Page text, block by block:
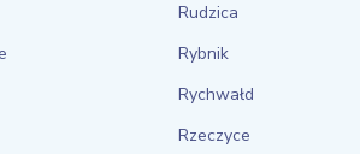
Rudzica
Rybnik
Rychwałd
Rzeczyce